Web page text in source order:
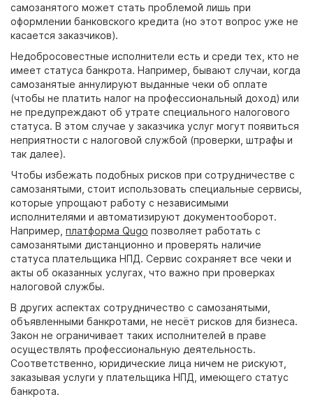
самозанятого может стать проблемой лишь при
оформлении банковского кредита (но этот вопрос уже не
касается заказчиков).
Недобросовестные исполнители есть и среди тех, кто не
имеет статуса банкрота. Например, бывают случаи, когда
самозанятые аннулируют выданные чеки об оплате
(чтобы не платить налог на профессиональный доход) или
не предупреждают об утрате специального налогового
статуса. В этом случае у заказчика услуг могут появиться
неприятности с налоговой службой (проверки, штрафы и
так далее).
Чтобы избежать подобных рисков при сотрудничестве с
самозанятыми, стоит использовать специальные сервисы,
которые упрощают работу с независимыми
исполнителями и автоматизируют документооборот.
Например, платформа Qugo позволяет работать с
самозанятыми дистанционно и проверять наличие
статуса плательщика НПД. Сервис сохраняет все чеки и
акты об оказанных услугах, что важно при проверках
налоговой службы.
В других аспектах сотрудничество с самозанятыми,
объявленными банкротами, не несёт рисков для бизнеса.
Закон не ограничивает таких исполнителей в праве
осуществлять профессиональную деятельность.
Соответственно, юридические лица ничем не рискуют,
заказывая услуги у плательщика НПД, имеющего статус
банкрота.